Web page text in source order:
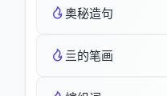
奥秘造句
亖的笔画